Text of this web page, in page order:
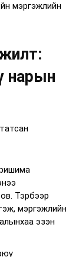
мэргэжлийн
нарын
Тэрбээр
мэргэжлийн
эзэн